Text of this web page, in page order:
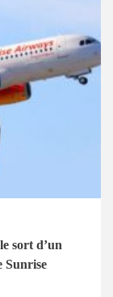
sort d’un
Sunrise